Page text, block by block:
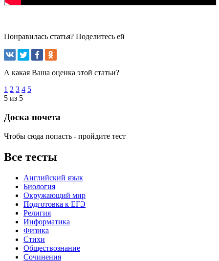
Понравилась статья? Поделитесь ей
А какая Ваша оценка этой статьи?
1 2 3 4 5
5 из 5
Доска почета
Чтобы сюда попасть - пройдите тест
Все тесты
Английский язык
Биология
Окружающий мир
Подготовка к ЕГЭ
Религия
Информатика
Физика
Стихи
Обществознание
Сочинения